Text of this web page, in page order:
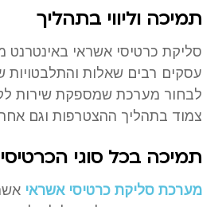
תמיכה וליווי בתהליך
סליקת כרטיסי אשראי באינטרנט
עסקים רבים שאלות והתלבטויות
לבחור מערכת שמספקת שירות
צמוד בתהליך ההצטרפות וגם
תמיכה בכל סוגי
מערכת סליקת כרטיסי אשראי